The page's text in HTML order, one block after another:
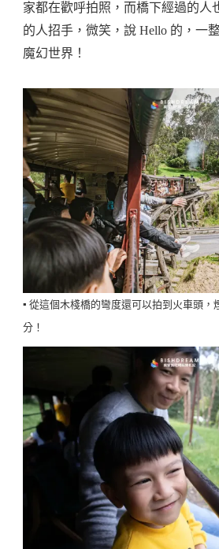
家都在歡呼拍照，而橋下經過的人
的人招手，微笑，說 Hello 的，一
魔幻世界！
▪️ 從這個木棧橋的彎度還可以拍到火車頭，
分！